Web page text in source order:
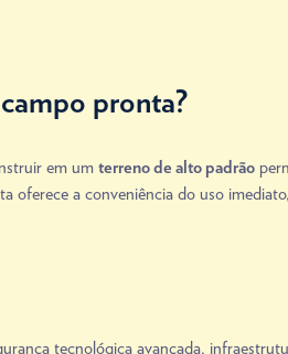
pronta?
em um terreno de alto padrão
oferece a conveniência do uso
tecnológica avançada,